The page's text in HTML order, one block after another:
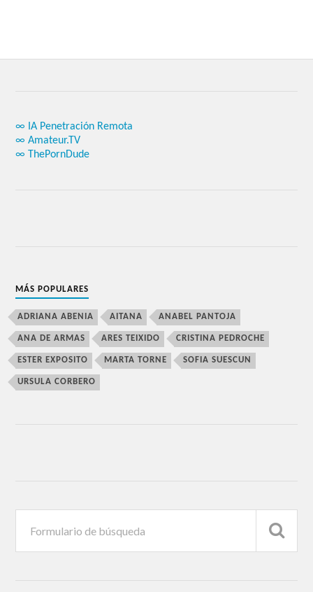
∞ IA Penetración Remota
∞ Amateur.TV
∞ ThePornDude
MÁS POPULARES
ADRIANA ABENIA AITANA ANABEL PANTOJA
ANA DE ARMAS ARES TEIXIDO CRISTINA PEDROCHE
ESTER EXPOSITO MARTA TORNE SOFIA SUESCUN
URSULA CORBERO